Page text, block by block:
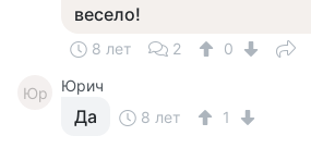
весело!
8 лет 2 0
Юр Юрич
Да 8 лет 1